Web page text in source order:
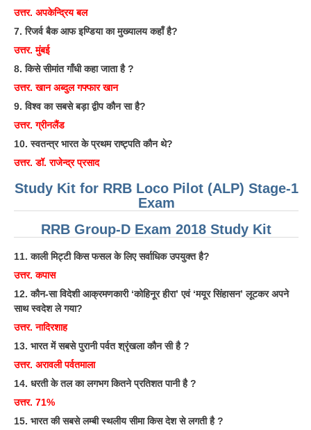
उत्तर. अपकेन्द्रिय बल
7. रिजर्व बैक आफ इण्डिया का मुख्यालय कहाँ है?
उत्तर. मुंबई
8. किसे सीमांत गाँधी कहा जाता है ?
उत्तर. खान अब्दुल गफ्फार खान
9. विश्व का सबसे बड़ा द्वीप कौन सा है?
उत्तर. ग्रीनलैंड
10. स्वतन्त्र भारत के प्रथम राष्ट्पति कौन थे?
उत्तर. डॉ. राजेन्द्र प्रसाद
Study Kit for RRB Loco Pilot (ALP) Stage-1
Exam
RRB Group-D Exam 2018 Study Kit
11. काली मिट्टी किस फसल के लिए सर्वाधिक उपयुक्त है?
उत्तर. कपास
12. कौन-सा विदेशी आक्रमणकारी ‘कोहिनूर हीरा’ एवं ‘मयूर सिंहासन’ लूटकर अपने
साथ स्वदेश ले गया?
उत्तर. नादिरशाह
13. भारत में सबसे पुरानी पर्वत श्रृंखला कौन सी है ?
उत्तर. अरावली पर्वतमाला
14. धरती के तल का लगभग कितने प्रतिशत पानी है ?
उत्तर. 71%
15. भारत की सबसे लम्बी स्थलीय सीमा किस देश से लगती है ?